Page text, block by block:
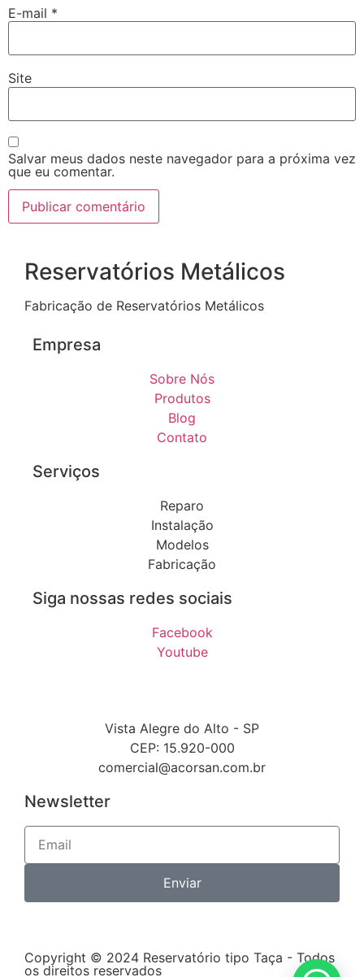
E-mail *
Site
Salvar meus dados neste navegador para a próxima vez
que eu comentar.
Reservatórios Metálicos
Fabricação de Reservatórios Metálicos
Empresa
Sobre Nós
Produtos
Blog
Contato
Serviços
Reparo
Instalação
Modelos
Fabricação
Siga nossas redes sociais
Facebook
Youtube
Vista Alegre do Alto - SP
CEP: 15.920-000
comercial@acorsan.com.br
Newsletter
Enviar
Copyright © 2024 Reservatório tipo Taça - Todos
os direitos reservados